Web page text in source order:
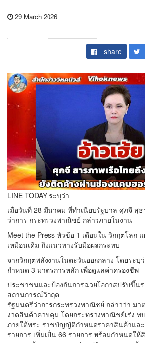
29 March 2026
share
LINE TODAY ระบุว่า
เมื่อวันที่ 28 มีนาคม ที่ทําเนียบรัฐบาล ศุภจี สุ
ว่าการ กระทรวงพาณิชย์ กล่าวภายในงาน
Meet the Press หัวข้อ 1 เดือนใน วิกฤตโลก
เหมือนเดิม ถึงแนวทางรับมือผลกระทบ
จากวิกฤตพลังงานในตะวันออกกลาง โดยระ
กําหนด 3 มาตรการหลัก เพื่อดูแลค่าครองชีพ
ประชาชนและป้องกันการฉวยโอกาสปรับขึ้น
สถานการณ์วิกฤต
รัฐมนตรีว่าการกระทรวงพาณิชย์ กล่าวว่า มา
งวดสินค้าควบคุม โดยกระทรวงพาณิชย์เร่ง
ภายใต้พระ ราชบัญญัติกําหนดราคาสินค้าและ
รายการ เพิ่มเป็น 66 รายการ พร้อมกําหนดใ